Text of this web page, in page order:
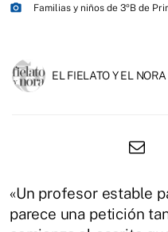
photo_camera
Familias y niños de 3ºB de
EL FIELATO Y EL NORA
«Un profesor estable
parece una petición